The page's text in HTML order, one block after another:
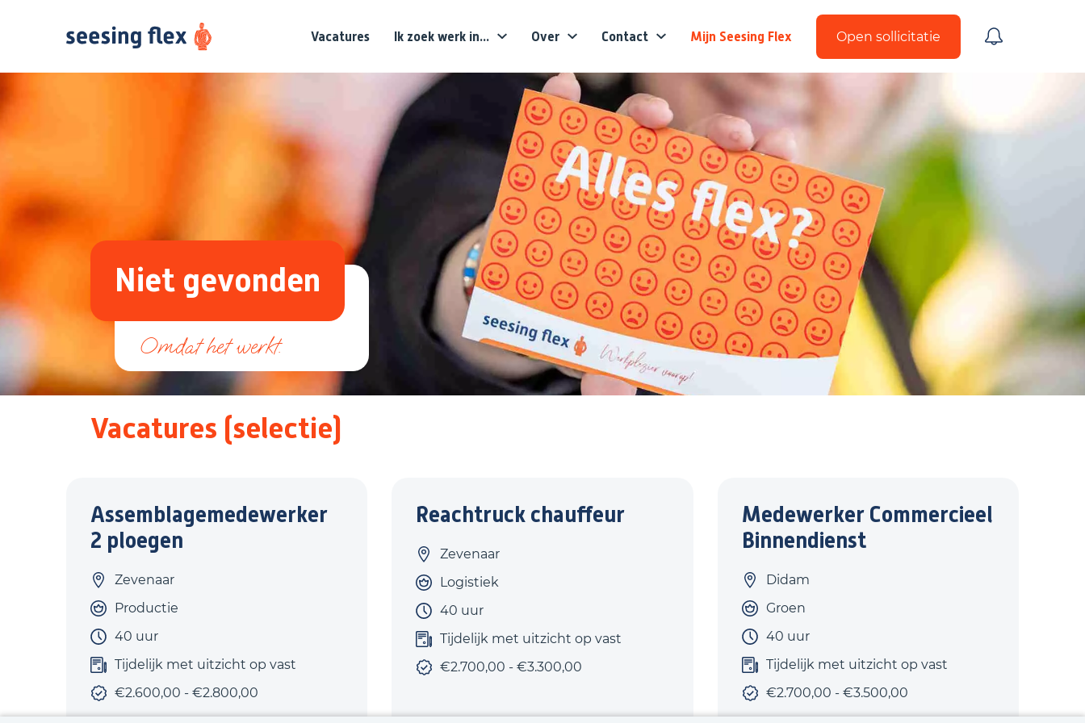
Vacatures Ik zoek werk in... Over Contact Mijn Seesing Flex Open sollicitatie
Niet gevonden
Vacatures (selectie)
Assemblagemedewerker
2 ploegen
Zevenaar
Productie
40 uur
Tijdelijk met uitzicht op vast
€2.600,00 - €2.800,00
Reachtruck chauffeur
Zevenaar
Logistiek
40 uur
Tijdelijk met uitzicht op vast
€2.700,00 - €3.300,00
Medewerker Commercieel
Binnendienst
Didam
Groen
40 uur
Tijdelijk met uitzicht op vast
€2.700,00 - €3.500,00